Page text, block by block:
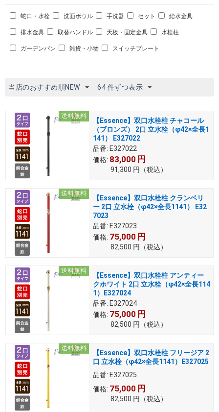
蛇口・水栓 洗面ボウル 手洗器 セット 給水金具
排水金具 取替ハンドル 天板・固定金具 水栓柱
ガーデンパン 雑貨・小物 スイッチプレート
当店のおすすめ順NEW 64 件ずつ表示
送料無料
【Essence】双口水栓柱 チャコール
（ブロンズ） 2口 立水栓（φ42×全長1
141） E327022
品番: E327022
価格: 83,000 円
91,300 円 （税込）
送料無料
【Essence】双口水栓柱 クランベリ
ー 2口 立水栓（φ42×全長1141） E32
7023
品番: E327023
価格: 75,000 円
82,500 円 （税込）
送料無料
【Essence】双口水栓柱 アンティー
クホワイト 2口 立水栓（φ42×全長114
1）E327024
品番: E327024
価格: 75,000 円
82,500 円 （税込）
送料無料
【Essence】双口水栓柱 フリージア 2
口 立水栓（φ42×全長1141）E327025
品番: E327025
価格: 75,000 円
82,500 円 （税込）